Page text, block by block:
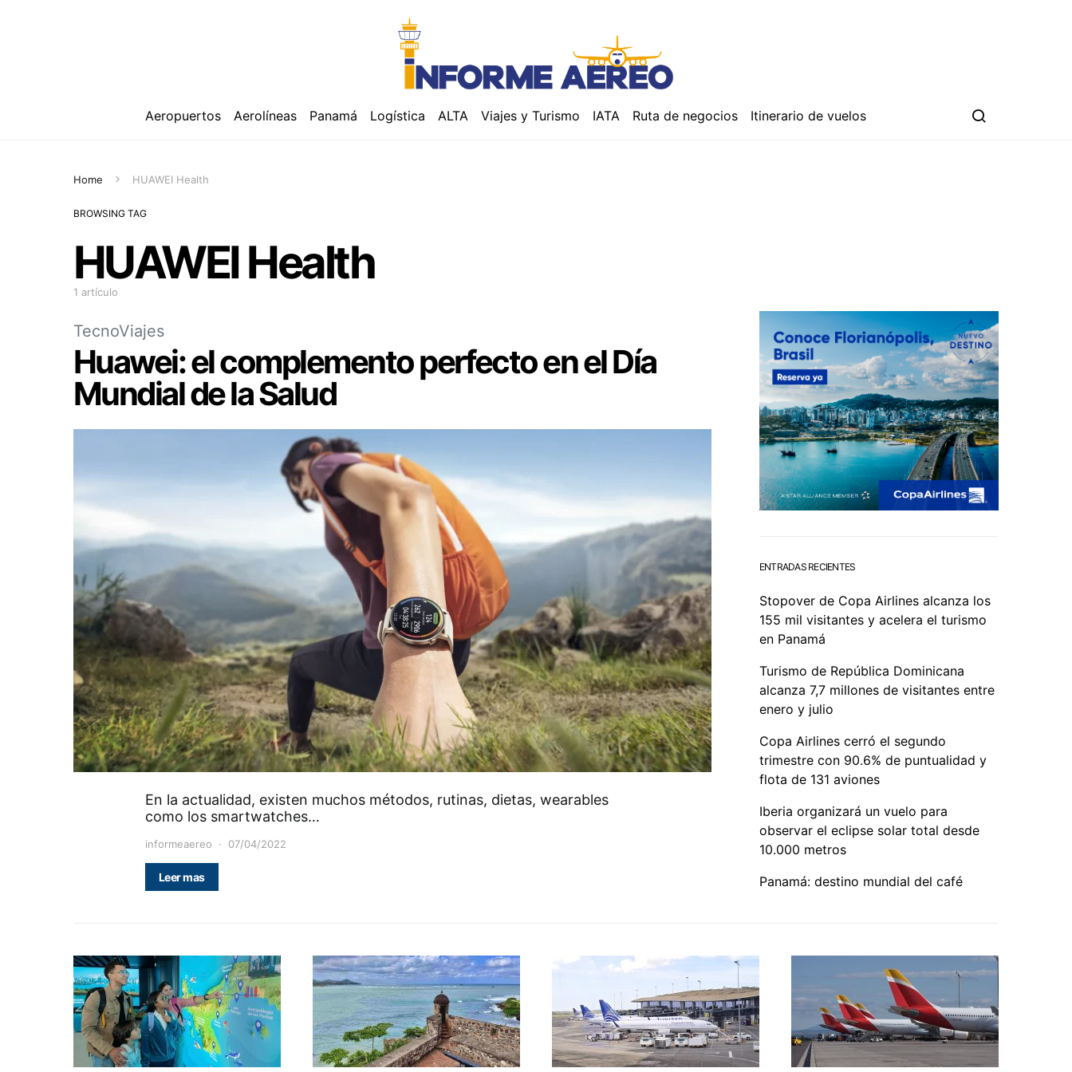
Aeropuertos Aerolíneas Panamá Logística ALTA Viajes y Turismo IATA Ruta de negocios Itinerario de vuelos
Home HUAWEI Health
BROWSING TAG
HUAWEI Health
1 artículo
TecnoViajes
Huawei: el complemento perfecto en el Día
Mundial de la Salud
En la actualidad, existen muchos métodos, rutinas, dietas, wearables
como los smartwatches…
informeaereo 07/04/2022
Leer mas
ENTRADAS RECIENTES
Stopover de Copa Airlines alcanza los
155 mil visitantes y acelera el turismo
en Panamá
Turismo de República Dominicana
alcanza 7,7 millones de visitantes entre
enero y julio
Copa Airlines cerró el segundo
trimestre con 90.6% de puntualidad y
flota de 131 aviones
Iberia organizará un vuelo para
observar el eclipse solar total desde
10.000 metros
Panamá: destino mundial del café